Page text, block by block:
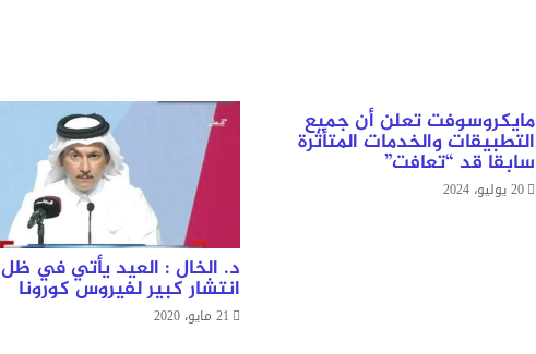
مايكروسوفت تعلن أن جميع
التطبيقات والخدمات المتأثرة
سابقا قد “تعافت”
20 يوليو، 2024
د. الخال : العيد يأتي في ظل
انتشار كبير لفيروس كورونا
21 مايو، 2020